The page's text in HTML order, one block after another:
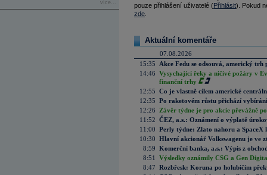
více...
pouze přihlášení uživatelé (Přihlásit). Pokud
zde
Aktuální komentáře
07.08.2026
15:35
Akce Fedu se odsouvá, americký
14:46 Vysychající řeky a ničivé požáry v
finanční trhy
12:55 Co je vlastně cílem americké
12:35 Po raketovém růstu přichází
12:26
Závěr týdne je pro akcie převážně
11:52 ČEZ, a.s.: Oznámení o výplatě
11:00 Perly týdne: Zlato nahoru a SpaceX
10:30 Hlavní akcionář Volkswagenu je ve
8:59 Komerční banka, a.s.: Výpis z
8:51
Výsledky oznámily CSG a Gen
8:47 Rozbřesk: Koruna po holubičím